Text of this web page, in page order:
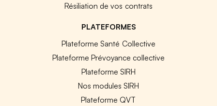
Résiliation de vos contrats
PLATEFORMES
Plateforme Santé Collective
Plateforme Prévoyance collective
Plateforme SIRH
Nos modules SIRH
Plateforme QVT